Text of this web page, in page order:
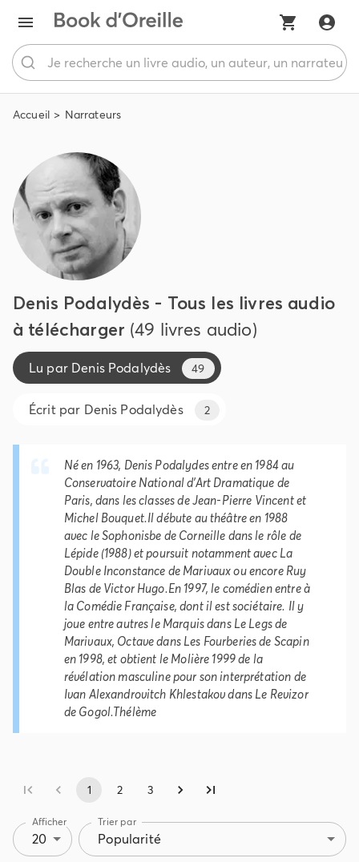
Accueil Narrateurs
Denis Podalydès - Tous les livres audio
à télécharger (49 livres audio)
Lu par Denis Podalydès 49
Écrit par Denis Podalydès 2
Né en 1963, Denis Podalydes entre en 1984 au
Conservatoire National d’Art Dramatique de
Paris, dans les classes de Jean-Pierre Vincent et
Michel Bouquet.Il débute au théâtre en 1988
avec le Sophonisbe de Corneille dans le rôle de
Lépide (1988) et poursuit notamment avec La
Double Inconstance de Marivaux ou encore Ruy
Blas de Victor Hugo.En 1997, le comédien entre à
la Comédie Française, dont il est sociétaire. Il y
joue entre autres le Marquis dans Le Legsde
Marivaux, Octave dans Les Fourberies de Scapin
en 1998, et obtient le Molière 1999 de la
révélation masculine pour son interprétation de
Ivan Alexandrovitch Khlestakov dans Le Revizor
de Gogol.Thélème
1 2 3
Afficher
20
Trier par
Popularité